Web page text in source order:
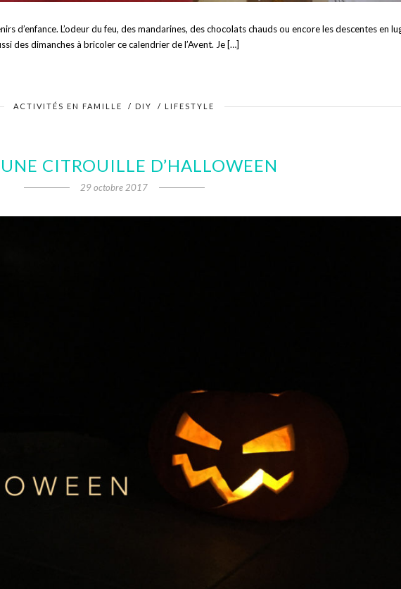
d’enfance. L’odeur du feu, des mandarines, des chocolats chauds ou encore les descentes en
des dimanches à bricoler ce calendrier de l’Avent. Je […]
ACTIVITÉS EN FAMILLE / DIY / LIFESTYLE
CITROUILLE D’HALLOWEEN
29 octobre 2017